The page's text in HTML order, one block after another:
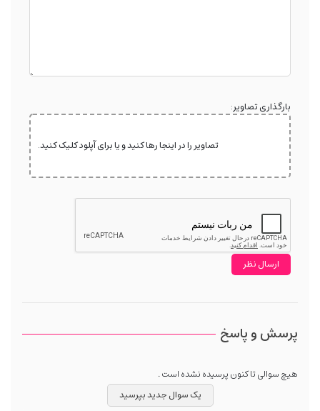
بارگذاری تصاویر:
تصاویر را در اینجا رها کنید و یا برای آپلود کلیک کنید.
پرسش و پاسخ
هیچ سوالی تا کنون پرسیده نشده است .
یک سوال جدید بپرسید